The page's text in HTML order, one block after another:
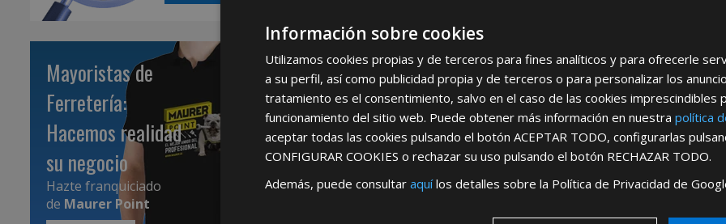
Volumen:
882 cm³
REGÍSTRATE PARA HACERTE
Desde aquípodrá ver todas las
Rellene este formulario y nos pondremos en
Mayoristas de
Ferretería:
Hacemos realidad
su negocio
Hazte franquiciado
de Maurer Point
Información sobre cookies
Utilizamos cookies propias y de terceros para fines analíticos y para ofrecerle
a su perfil, así como publicidad propia y de terceros o para personalizar los
tratamiento es el consentimiento, salvo en el caso de las cookies imprescindibles
funcionamiento del sitio web. Puede obtener más información en nuestra política
aceptar todas las cookies pulsando el botón ACEPTAR TODO, configurarlas
CONFIGURAR COOKIES o rechazar su uso pulsando el botón RECHAZAR TODO.
Además, puede consultar aquílos detalles sobre la Política de Privacidad de